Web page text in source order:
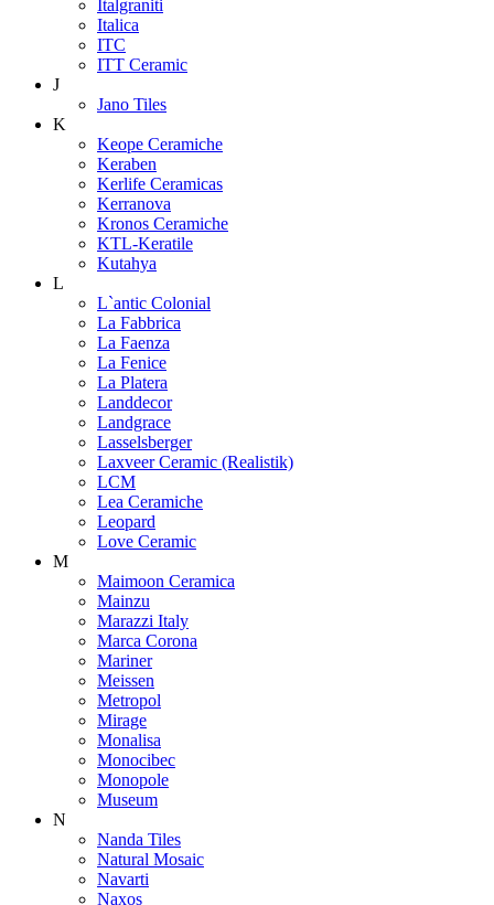
Italgraniti
Italica
ITC
ITT Ceramic
J
Jano Tiles
K
Keope Ceramiche
Keraben
Kerlife Ceramicas
Kerranova
Kronos Ceramiche
KTL-Keratile
Kutahya
L
L`antic Colonial
La Fabbrica
La Faenza
La Fenice
La Platera
Landdecor
Landgrace
Lasselsberger
Laxveer Ceramic (Realistik)
LCM
Lea Ceramiche
Leopard
Love Ceramic
M
Maimoon Ceramica
Mainzu
Marazzi Italy
Marca Corona
Mariner
Meissen
Metropol
Mirage
Monalisa
Monocibec
Monopole
Museum
N
Nanda Tiles
Natural Mosaic
Navarti
Naxos